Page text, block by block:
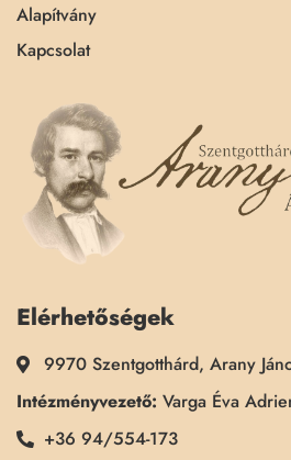
Alapítvány
Kapcsolat
Elérhetőségek
9970 Szentgotthárd, Arany
Intézményvezető: Varga Éva
+36 94/554-173